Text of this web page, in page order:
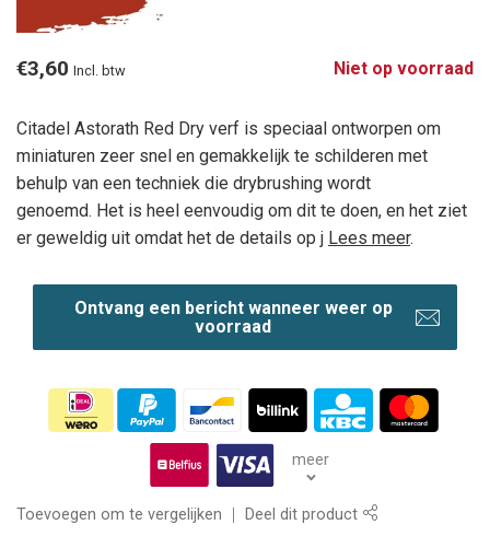
€3,60 Incl. btw Niet op voorraad
Citadel Astorath Red Dry verf is speciaal ontworpen om
miniaturen zeer snel en gemakkelijk te schilderen met
behulp van een techniek die drybrushing wordt
genoemd. Het is heel eenvoudig om dit te doen, en het ziet
er geweldig uit omdat het de details op j Lees meer.
Ontvang een bericht wanneer weer op
voorraad
meer
Toevoegen om te vergelijken Deel dit product